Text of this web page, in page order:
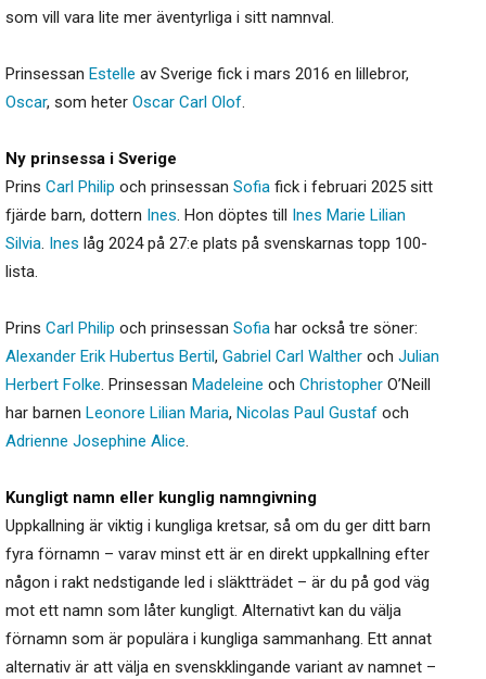
som vill vara lite mer äventyrliga i sitt namnval.
Prinsessan Estelle av Sverige fick i mars 2016 en lillebror,
Oscar, som heter Oscar Carl Olof.
Ny prinsessa i Sverige
Prins Carl Philip och prinsessan Sofia fick i februari 2025 sitt
fjärde barn, dottern Ines. Hon döptes till Ines Marie Lilian
Silvia. Ines låg 2024 på 27:e plats på svenskarnas topp 100-
lista.
Prins Carl Philip och prinsessan Sofia har också tre söner:
Alexander Erik Hubertus Bertil, Gabriel Carl Walther och Julian
Herbert Folke. Prinsessan Madeleine och Christopher O’Neill
har barnen Leonore Lilian Maria, Nicolas Paul Gustaf och
Adrienne Josephine Alice.
Kungligt namn eller kunglig namngivning
Uppkallning är viktig i kungliga kretsar, så om du ger ditt barn
fyra förnamn – varav minst ett är en direkt uppkallning efter
någon i rakt nedstigande led i släktträdet – är du på god väg
mot ett namn som låter kungligt. Alternativt kan du välja
förnamn som är populära i kungliga sammanhang. Ett annat
alternativ är att välja en svenskklingande variant av namnet –